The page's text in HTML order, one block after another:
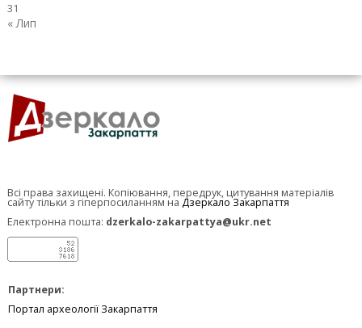
31
« Лип
Всі права захищені. Копіювання, передрук, цитування матеріалів
сайту тільки з гіперпосиланням на Дзеркало Закарпаття
Електронна пошта: dzerkalo-zakarpattya@ukr.net
Партнери:
Портал археології Закарпаття